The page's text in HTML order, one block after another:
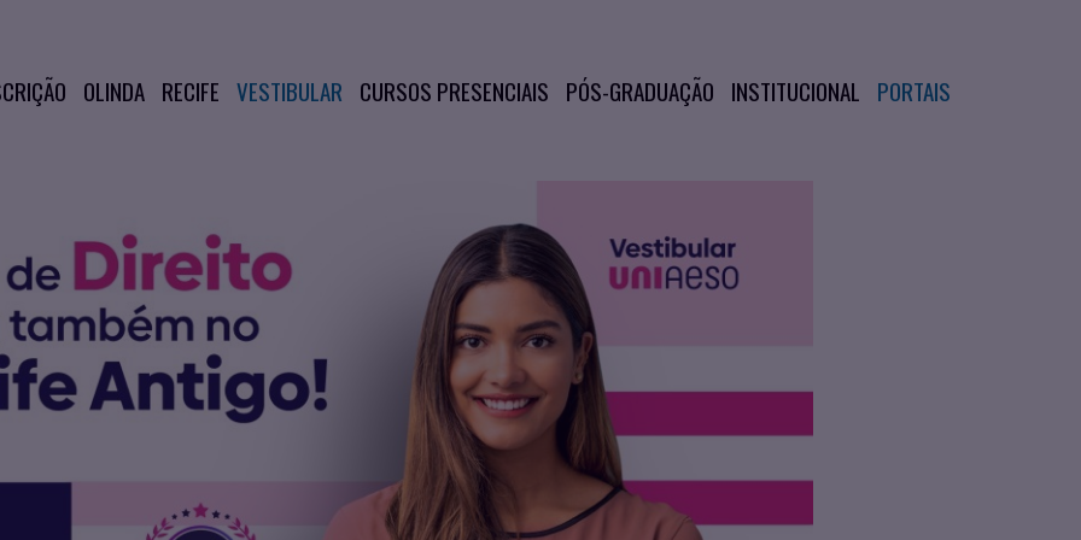
OLINDA RECIFE VESTIBULAR CURSOS PRESENCIAIS PÓS-GRADUAÇÃO INSTITUCIONAL PORTAIS